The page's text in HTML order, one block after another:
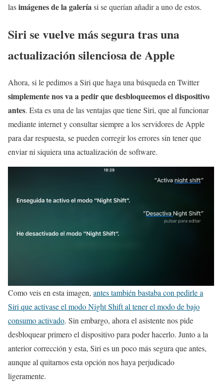
lasimágenes de la galeríasi se querían añadir a uno de estos.
Siri se vuelve más segura tras una
actualización silenciosa de Apple
Ahora, si le pedimos a Siri que haga una búsqueda en Twitter
simplemente nos va a pedir que desbloqueemos el dispositivo
antes. Esta es una de las ventajas que tiene Siri, que al funcionar
mediante internet y consultar siempre a los servidores de Apple
para dar respuesta, se pueden corregir los errores sin tener que
enviar ni siquiera una actualización de software.
Como veis en esta imagen, antes también bastaba con pedirle a
Siri que activase el modo Night Shift al tener el modo de bajo
consumo activado. Sin embargo, ahora el asistente nos pide
desbloquear primero el dispositivo para poder hacerlo. Junto a la
anterior corrección y esta, Siri es un poco más segura que antes,
aunque al quitarnos esta opción nos haya perjudicado
ligeramente.